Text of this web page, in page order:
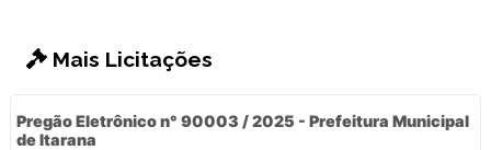
Mais Licitações
Pregão Eletrônico n° 90003 / 2025 - Prefeitura Municipal
de Itarana